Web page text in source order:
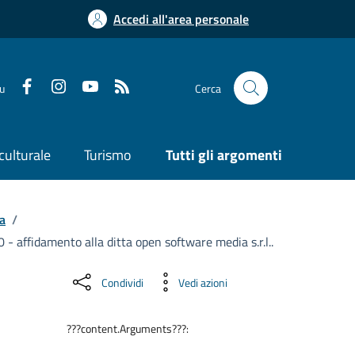
Accedi all'area personale
Cerca
Turismo Tutti gli argomenti
/
affidamento alla ditta open software media s.r.l..
Condividi Vedi azioni
???content.Arguments???: